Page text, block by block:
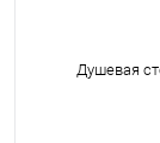
Душевая